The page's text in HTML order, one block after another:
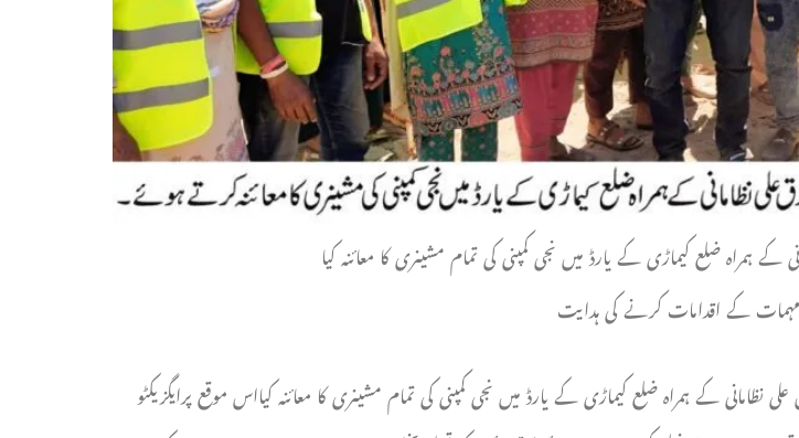
ضلع کیماڑی کے یارڈ میں نجی کمپنی کی تمام مشینری کا معائنہ کیا
مہمات کے اقدامات کرنے کی ہدایت
کے ہمراہ ضلع کیماڑی کے یارڈ میں نجی کمپنی کی تمام مشینری کا معائنہ کیااس موقع پرایگزیکٹو